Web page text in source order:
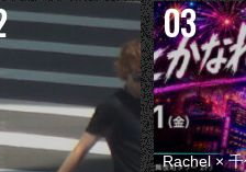
Rachel ×